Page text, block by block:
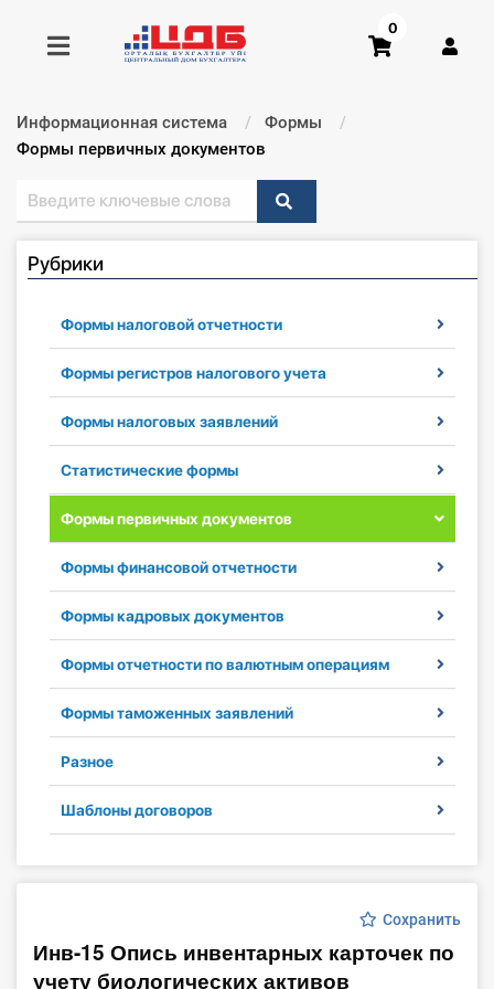
Получить консультацию
Купить доступ
Главная ИС
Формы
Консультации
Правовая база
Библиотека бухгалтера
Инструменты
Вебинары
Справочник бухгалтера
Участник ВЭД
Практика ИП
Кадры. Труд. Зарплата.
Интернет-магазин
0
Информационная система
Формы
Текущий:
Формы первичных документов
Рубрики
Формы налоговой отчетности
Формы регистров налогового учета
Формы налоговых заявлений
Статистические формы
Формы первичных документов
Формы финансовой отчетности
Формы кадровых документов
Формы отчетности по валютным операциям
Формы таможенных заявлений
Разное
Шаблоны договоров
Сохранить
Инв-15 Опись инвентарных карточек по
учету биологических активов